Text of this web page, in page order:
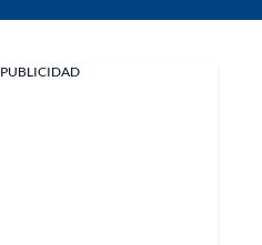
PUBLICIDAD